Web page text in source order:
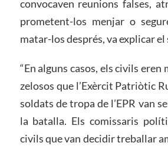
convocaven reunions falses,
prometent-los menjar o
matar-los després, va explicar el
“En alguns casos, els civils eren
zelosos que l’Exèrcit Patriòtic
soldats de tropa de l’EPR van
la batalla. Els comissaris
civils que van decidir treballar